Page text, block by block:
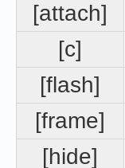
[attach]
[c]
[flash]
[frame]
[hide]